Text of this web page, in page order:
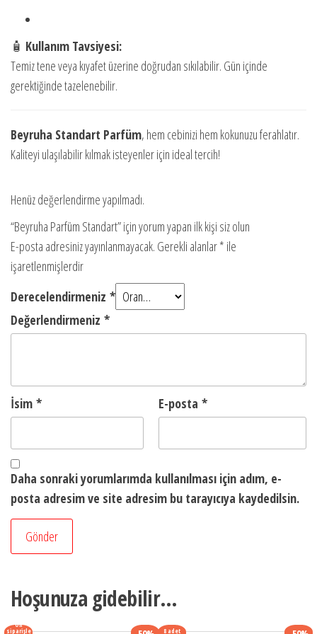
🧴 Kullanım Tavsiyesi:
Temiz tene veya kıyafet üzerine doğrudan sıkılabilir. Gün içinde
gerektiğinde tazelenebilir.
Beyruha Standart Parfüm, hem cebinizi hem kokunuzu ferahlatır.
Kaliteyi ulaşılabilir kılmak isteyenler için ideal tercih!
Henüz değerlendirme yapılmadı.
“Beyruha Parfüm Standart” için yorum yapan ilk kişi siz olun
E-posta adresiniz yayınlanmayacak. Gerekli alanlar* ile
işaretlenmişlerdir
Derecelendirmeniz *
Değerlendirmeniz *
İsim * E-posta *
Daha sonraki yorumlarımda kullanılması için adım, e-
posta adresim ve site adresim bu tarayıcıya kaydedilsin.
Hoşunuza gidebilir…
Ön
siparişle 8 adet